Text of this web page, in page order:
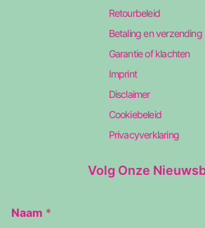
Retourbeleid
Betaling en verzending
Garantie of klachten
Imprint
Disclaimer
Cookiebeleid
Privacyverklaring
Volg Onze
Naam *